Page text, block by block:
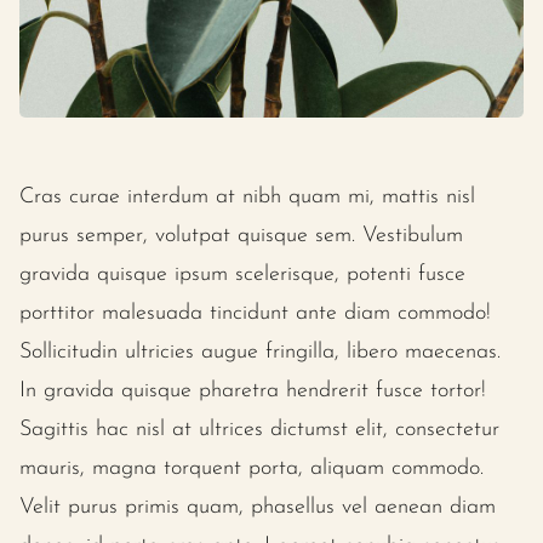
Cras curae interdum at nibh quam mi, mattis nisl
purus semper, volutpat quisque sem. Vestibulum
gravida quisque ipsum scelerisque, potenti fusce
porttitor malesuada tincidunt ante diam commodo!
Sollicitudin ultricies augue fringilla, libero maecenas.
In gravida quisque pharetra hendrerit fusce tortor!
Sagittis hac nisl at ultrices dictumst elit, consectetur
mauris, magna torquent porta, aliquam commodo.
Velit purus primis quam, phasellus vel aenean diam